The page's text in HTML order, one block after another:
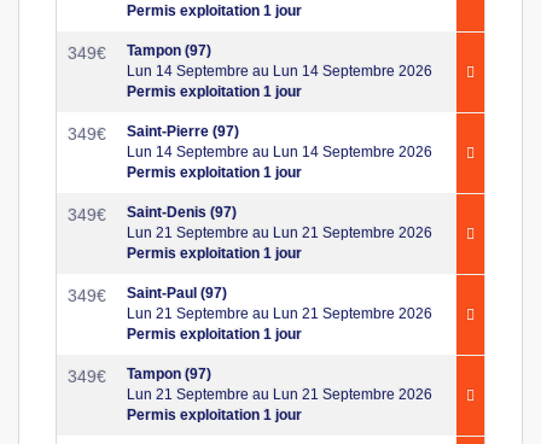
Permis exploitation 1 jour
349€
Tampon (97)
Lun 14 Septembre au Lun 14 Septembre 2026
Permis exploitation 1 jour
349€
Saint-Pierre (97)
Lun 14 Septembre au Lun 14 Septembre 2026
Permis exploitation 1 jour
349€
Saint-Denis (97)
Lun 21 Septembre au Lun 21 Septembre 2026
Permis exploitation 1 jour
349€
Saint-Paul (97)
Lun 21 Septembre au Lun 21 Septembre 2026
Permis exploitation 1 jour
349€
Tampon (97)
Lun 21 Septembre au Lun 21 Septembre 2026
Permis exploitation 1 jour